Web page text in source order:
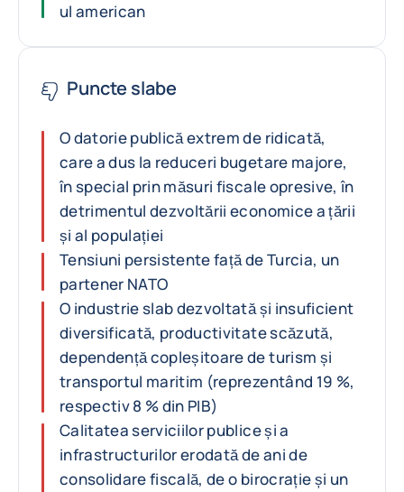
ul american
Puncte slabe
O datorie publică extrem de ridicată,
care a dus la reduceri bugetare majore,
în special prin măsuri fiscale opresive, în
detrimentul dezvoltării economice a țării
și al populației
Tensiuni persistente față de Turcia, un
partener NATO
O industrie slab dezvoltată și insuficient
diversificată, productivitate scăzută,
dependență copleșitoare de turism și
transportul maritim (reprezentând 19 %,
respectiv 8 % din PIB)
Calitatea serviciilor publice și a
infrastructurilor erodată de ani de
consolidare fiscală, de o birocrație și un